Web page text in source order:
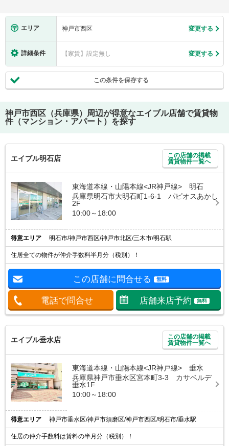
エリア 神戸市西区 変更する
詳細条件 【家賃】設定無し 変更する
この条件を保存する
神戸市西区（兵庫県）
周辺が得意なエイブル店舗で賃貸物
件（マンション・アパート）を探す
エイブル明石店
この店舗の掲載
賃貸物件一覧へ
東海道本線・山陽本線<JR神戸線> 明石
兵庫県明石市大明石町1-6-1 パピオスあかし
2F
10:00～18:00
得意エリア 明石市/神戸市西区/神戸市北区/三木市/明石駅
住居全ての物件が仲介手数料半月分（税別）！
この店舗に問合せる 無料
電話で問合せ 店舗来店予約 無料
エイブル垂水店
この店舗の掲載
賃貸物件一覧へ
東海道本線・山陽本線<JR神戸線> 垂水
兵庫県神戸市垂水区宮本町3-3 カサベルデ
垂水1F
10:00～18:00
得意エリア 神戸市垂水区/神戸市須磨区/神戸市西区/明石市/垂水駅
住居の仲介手数料は賃料の半月分（税別）！